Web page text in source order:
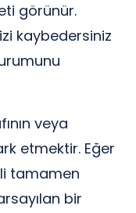
görünür.
kaybedersiniz
veya
etmektir. Eğer
tamamen
bir